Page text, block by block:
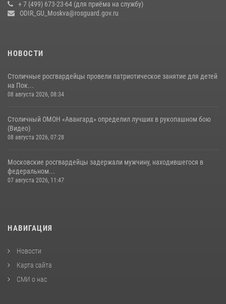
Росгвардецы проверили места массового пребывания молодежи в
+ 7 (499) 673-23-64 (для приёма на службу)
ODIR_GU_Moskva@rosguard.gov.ru
НОВОСТИ
Столичные росгвардейцы провели патриотическое занятие для детей
на Пок...
08 августа 2026, 08:34
Столичный ОМОН «Авангард» определил лучших в рукопашном бою
(Видео)
08 августа 2026, 07:28
Московские росгвардейцы задержали мужчину, находившегося в
федеральном...
07 августа 2026, 11:47
НАВИГАЦИЯ
Новости
Карта сайта
СМИ о нас